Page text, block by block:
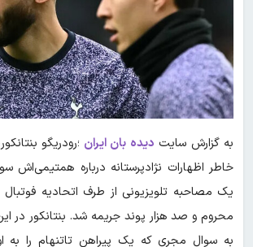
به گزارش سایت دیده بان ایران ؛رودریگو
خاطر اظهارات نژادپرستانه درباره
یک مصاحبه تلویزیونی از طرف اتحادیه
محروم و صد هزار پوند جریمه شد. بنتانکور در
به سوال مجری که یک پیراهن تاتنهام را به